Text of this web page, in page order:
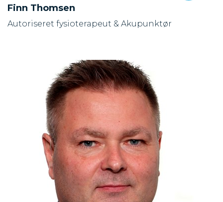
Finn Thomsen
Autoriseret fysioterapeut & Akupunktør